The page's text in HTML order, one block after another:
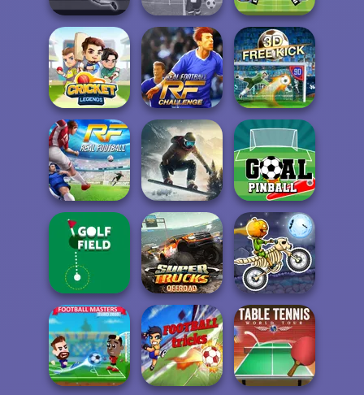
Goalkeeper Wiz
Apex Football
Battle
Soccer Heads
Cricket Legends
Real Football
Challenge
Free Kick Classic
Real Football
Snowboard King
2024
Goal Pinball
Golf Field
Super Trucks
Offroad 2
Moto X3M
Spooky Land